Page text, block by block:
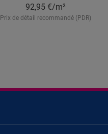
92,95 €/m²
Prix de détail recommandé (PDR)